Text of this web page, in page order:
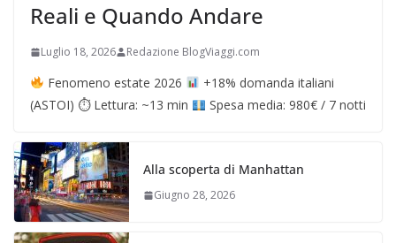
Reali e Quando Andare
Luglio 18, 2026 Redazione BlogViaggi.com
Fenomeno estate 2026
+18% domanda italiani
(ASTOI) ⏱ Lettura: ~13 min
Spesa media: 980€ / 7 notti
Alla scoperta di Manhattan
Giugno 28, 2026